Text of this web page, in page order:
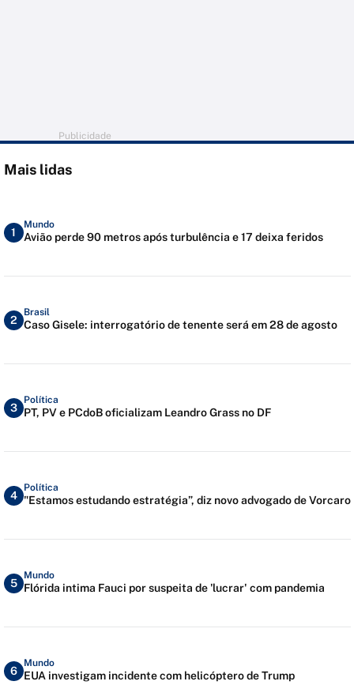
Publicidade
Mais lidas
1
Mundo
Avião perde 90 metros após turbulência e 17 deixa feridos
2
Brasil
Caso Gisele: interrogatório de tenente será em 28 de agosto
3
Política
PT, PV e PCdoB oficializam Leandro Grass no DF
4
Política
"Estamos estudando estratégia”, diz novo advogado de Vorcaro
5
Mundo
Flórida intima Fauci por suspeita de 'lucrar' com pandemia
6
Mundo
EUA investigam incidente com helicóptero de Trump